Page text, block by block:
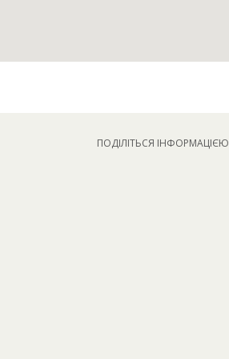
ПОДІЛІТЬСЯ ІНФОРМАЦІЄЮ